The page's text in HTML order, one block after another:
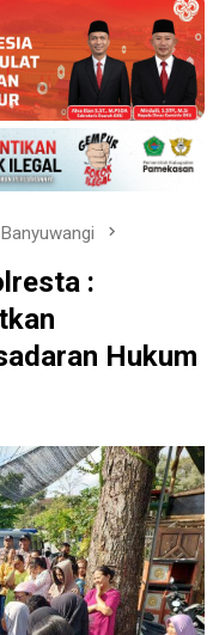
Banyuwangi
:
Hukum